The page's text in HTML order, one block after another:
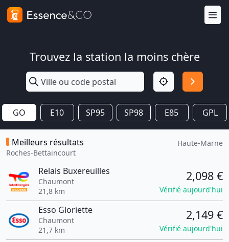
Trouvez la station la moins chère
GO E10 SP95 SP98 E85 GPL
Meilleurs résultats
Roches-Bettaincourt
Haute-Marne
Relais Buxereuilles
Chaumont
21,8 km
2,098 €
Vérifié aujourd'hui
Esso Gloriette
Chaumont
21,7 km
2,149 €
Vérifié aujourd'hui